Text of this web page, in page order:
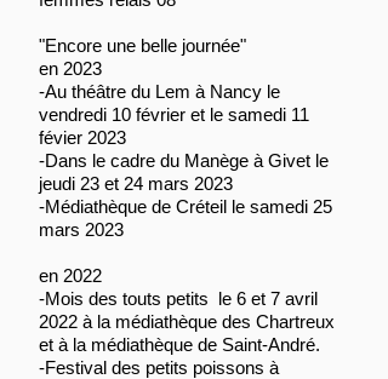
"Encore une belle journée"
en 2023
-Au théâtre du Lem à Nancy le
vendredi 10 février et le samedi 11
févier 2023
-Dans le cadre du Manège à Givet le
jeudi 23 et 24 mars 2023
-Médiathèque de Créteil le samedi 25
mars 2023
en 2022
-Mois des touts petits le 6 et 7 avril
2022 à la médiathèque des Chartreux
et à la médiathèque de Saint-André.
-Festival des petits poissons à